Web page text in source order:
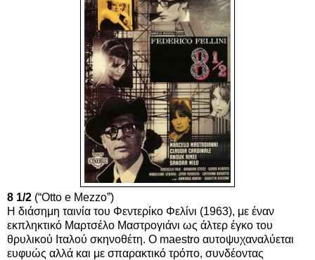
8 1/2 (“Otto e Mezzo”)
Η διάσημη ταινία του Φεντερίκο Φελίνι (1963), με έναν
εκπληκτικό Μαρτσέλο Μαστρογιάνι ως άλτερ έγκο του
θρυλικού Ιταλού σκηνοθέτη. Ο maestro αυτοψυχαναλύεται
ευφυώς αλλά και με σπαρακτικό τρόπο, συνδέοντας